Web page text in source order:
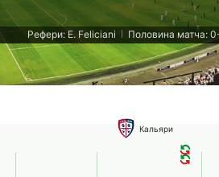
Рефери: E. Feliciani
Половина матча:
Кальяри